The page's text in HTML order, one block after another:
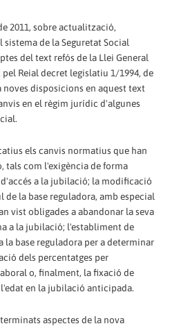
2011, sobre actualització,
de la Seguretat Social
del text refós de la Llei General
Reial decret legislatiu 1/1994, de
noves disposicions en aquest text
en el règim jurídic d'algunes
els canvis normatius que han
tals com l'exigència de forma
a la jubilació; la modificació
la base reguladora, amb especial
vist obligades a abandonar la seva
a la jubilació; l'establiment de
la base reguladora per a determinar
dels percentatges per
o, finalment, la fixació de
en la jubilació anticipada.
aspectes de la nova